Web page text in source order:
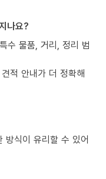
나요?
수 물품, 거리, 정리 범
적 안내가 더 정확해
방식이 유리할 수 있어